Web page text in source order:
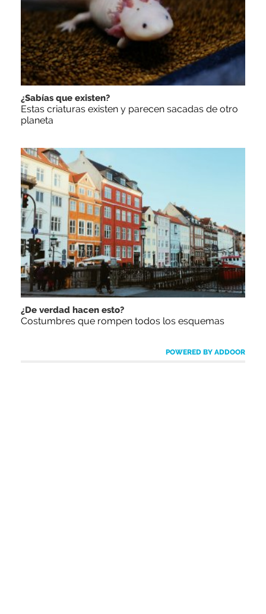
¿Sabías que existen?
Estas criaturas existen y parecen sacadas de otro
planeta
¿De verdad hacen esto?
Costumbres que rompen todos los esquemas
POWERED BY ADDOOR